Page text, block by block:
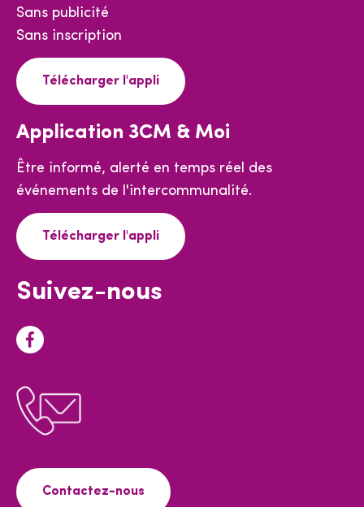
Sans publicité
Sans inscription
Télécharger l'appli
Application 3CM & Moi
Être informé, alerté en temps réel des
événements de l'intercommunalité.
Télécharger l'appli
Suivez-nous
F
c
e
Contactez-nous